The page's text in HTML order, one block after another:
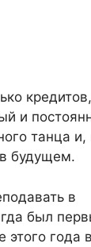
кредитов,
и
танца и,
будущем.
в
был
этого года в